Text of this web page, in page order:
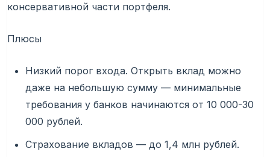
консервативной части портфеля.
Плюсы
Низкий порог входа. Открыть вклад можно
даже на небольшую сумму — минимальные
требования у банков начинаются от 10 000-30
000 рублей.
Страхование вкладов — до 1,4 млн рублей.